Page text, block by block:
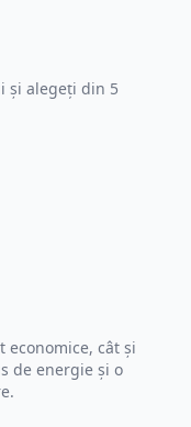
și alegeți din 5
economice, cât și
de energie și o